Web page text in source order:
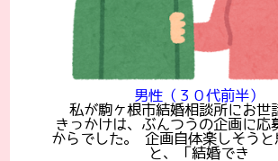
男性（３０代前半）
私が駒ヶ根市結婚相談所にお世
きっかけは、ぶんつうの企画に応
からでした。企画自体楽しそうと
と、「結婚でき